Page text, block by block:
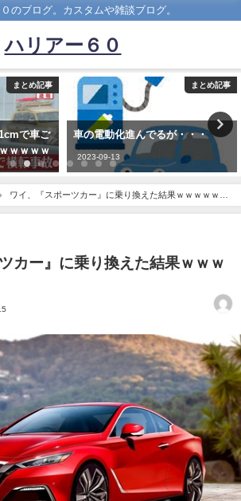
のブログ。カスタムや雑談ブログ。
ハリアー６０
まとめ記事
んでるが・・・
軽自動車買うやつって馬
ね？？？
2025-05-04
ワイ、『スポーツカー』に乗り換えた結果ｗｗｗｗｗｗ
カー』に乗り換えた結果ｗｗｗ